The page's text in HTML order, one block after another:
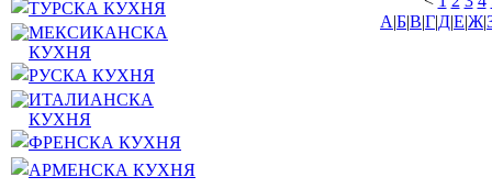
ТУРСКА КУХНЯ
МЕКСИКАНСКА
КУХНЯ
РУСКА КУХНЯ
ИТАЛИАНСКА
КУХНЯ
ФРЕНСКА КУХНЯ
АРМЕНСКА КУХНЯ
А|Б|В|Г|Д|Е|Ж|